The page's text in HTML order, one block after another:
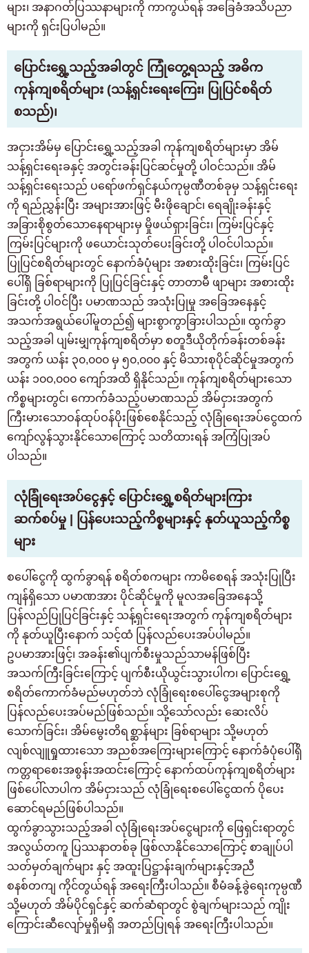
များ၊ အနာဂတ်ပြဿနာများကို ကာကွယ်ရန် အခြေခံအသိပညာ
များကို ရှင်းပြပါမည်။
ပြောင်းရွှေ့သည့်အခါတွင် ကြုံတွေ့ရသည့် အဓိက
ကုန်ကျစရိတ်များ (သန့်ရှင်းရေးကြေး၊ ပြုပြင်စရိတ်
စသည်)၊
အငှားအိမ်မှ ပြောင်းရွှေ့သည့်အခါ ကုန်ကျစရိတ်များမှာ အိမ်
သန့်ရှင်းရေးခနှင့် အတွင်းခန်းပြင်ဆင်မှုတို့ ပါဝင်သည်။ အိမ်
သန့်ရှင်းရေးသည် ပရော်ဖက်ရှင်နယ်ကုမ္ပဏီတစ်ခုမှ သန့်ရှင်းရေး
ကို ရည်ညွှန်းပြီး အများအားဖြင့် မီးဖိုချောင်၊ ရေချိုးခန်းနှင့်
အခြားစိုစွတ်သောနေရာများမှ မှိုဖယ်ရှားခြင်း၊ ကြမ်းပြင်နှင့်
ကြမ်းပြင်များကို ဖယောင်းသုတ်ပေးခြင်းတို့ ပါဝင်ပါသည်။
ပြုပြင်စရိတ်များတွင် နောက်ခံပုံများ အစားထိုးခြင်း၊ ကြမ်းပြင်
ပေါ်ရှိ ခြစ်ရာများကို ပြုပြင်ခြင်းနှင့် တာတာမီ ဖျာများ အစားထိုး
ခြင်းတို့ ပါဝင်ပြီး ပမာဏသည် အသုံးပြုမှု အခြေအနေနှင့်
အသက်အရွယ်ပေါ်မူတည်၍ များစွာကွာခြားပါသည်။ ထွက်ခွာ
သည့်အခါ ပျမ်းမျှကုန်ကျစရိတ်မှာ စတူဒီယိုတိုက်ခန်းတစ်ခန်း
အတွက် ယန်း ၃၀,၀၀၀ မှ ၅၀,၀၀၀ နှင့် မိသားစုပိုင်ဆိုင်မှုအတွက်
ယန်း ၁၀၀,၀၀၀ ကျော်အထိ ရှိနိုင်သည်။ ကုန်ကျစရိတ်များသော
ကိစ္စများတွင်၊ ကောက်ခံသည့်ပမာဏသည် အိမ်ငှားအတွက်
ကြီးမားသောဝန်ထုပ်ဝန်ပိုးဖြစ်စေနိုင်သည့် လုံခြုံရေးအပ်ငွေထက်
ကျော်လွန်သွားနိုင်သောကြောင့် သတိထားရန် အကြံပြုအပ်
ပါသည်။
လုံခြုံရေးအပ်ငွေနှင့် ပြောင်းရွှေ့စရိတ်များကြား
ဆက်စပ်မှု | ပြန်ပေးသည့်ကိစ္စများနှင့် နုတ်ယူသည့်ကိစ္စ
များ
စပေါ်ငွေကို ထွက်ခွာရန် စရိတ်စကများ ကာမိစေရန် အသုံးပြုပြီး
ကျန်ရှိသော ပမာဏအား ပိုင်ဆိုင်မှုကို မူလအခြေအနေသို့
ပြန်လည်ပြုပြင်ခြင်းနှင့် သန့်ရှင်းရေးအတွက် ကုန်ကျစရိတ်များ
ကို နုတ်ယူပြီးနောက် သင့်ထံ ပြန်လည်ပေးအပ်ပါမည်။
ဥပမာအားဖြင့်၊ အခန်း၏ပျက်စီးမှုသည်သာမန်ဖြစ်ပြီး
အသက်ကြီးခြင်းကြောင့် ပျက်စီးယိုယွင်းသွားပါက၊ ပြောင်းရွှေ့
စရိတ်ကောက်ခံမည်မဟုတ်ဘဲ လုံခြုံရေးစပေါ်ငွေအများစုကို
ပြန်လည်ပေးအပ်မည်ဖြစ်သည်။ သို့သော်လည်း ဆေးလိပ်
သောက်ခြင်း၊ အိမ်မွေးတိရစ္ဆာန်များ ခြစ်ရာများ သို့မဟုတ်
လျစ်လျူရှုထားသော အညစ်အကြေးများကြောင့် နောက်ခံပုံပေါ်ရှိ
ကတ္တရာစေးအစွန်းအထင်းကြောင့် နောက်ထပ်ကုန်ကျစရိတ်များ
ဖြစ်ပေါ်လာပါက အိမ်ငှားသည် လုံခြုံရေးစပေါ်ငွေထက် ပိုပေး
ဆောင်ရမည်ဖြစ်ပါသည်။
ထွက်ခွာသွားသည့်အခါ လုံခြုံရေးအပ်ငွေများကို ဖြေရှင်းရာတွင်
အလွယ်တကူ ပြဿနာတစ်ခု ဖြစ်လာနိုင်သောကြောင့် စာချုပ်ပါ
သတ်မှတ်ချက်များ နှင့် အထူးပြဋ္ဌာန်းချက်များနှင့်အညီ
စနစ်တကျ ကိုင်တွယ်ရန် အရေးကြီးပါသည်။ စီမံခန့်ခွဲရေးကုမ္ပဏီ
သို့မဟုတ် အိမ်ပိုင်ရှင်နှင့် ဆက်ဆံရာတွင် စွဲချက်များသည် ကျိုး
ကြောင်းဆီလျော်မှုရှိမရှိ အတည်ပြုရန် အရေးကြီးပါသည်။